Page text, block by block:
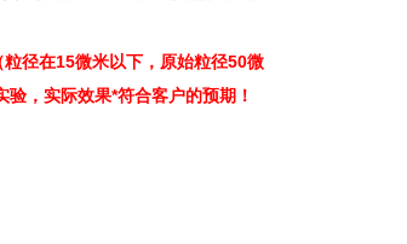
径在15微米以下，原始粒径50微
，实际效果*符合客户的预期！